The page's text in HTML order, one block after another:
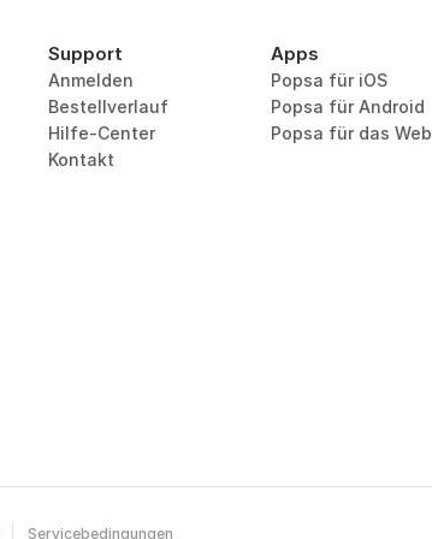
Support
Anmelden
Bestellverlauf
Hilfe-Center
Kontakt
Apps
Popsa für iOS
Popsa für Android
Popsa für das Web
Servicebedingungen